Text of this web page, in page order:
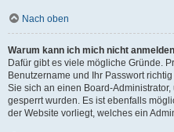
Nach oben
Warum kann ich mich nicht
Dafür gibt es viele mögliche Gründe.
Benutzername und Ihr Passwort
Sie sich an einen Board-
gesperrt wurden. Es ist ebenfalls
der Website vorliegt, welches ein